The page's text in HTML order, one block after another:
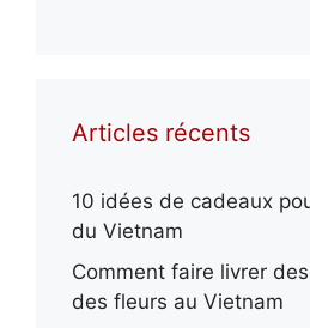
Articles récents
10 idées de cadeaux
du Vietnam
Comment faire livrer
des fleurs au Vietnam